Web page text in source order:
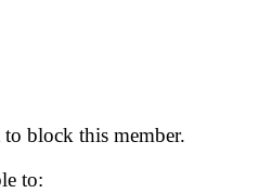
block this member.
to: